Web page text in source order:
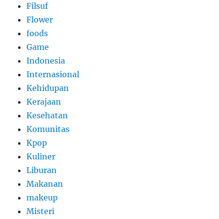
Filsuf
Flower
foods
Game
Indonesia
Internasional
Kehidupan
Kerajaan
Kesehatan
Komunitas
Kpop
Kuliner
Liburan
Makanan
makeup
Misteri